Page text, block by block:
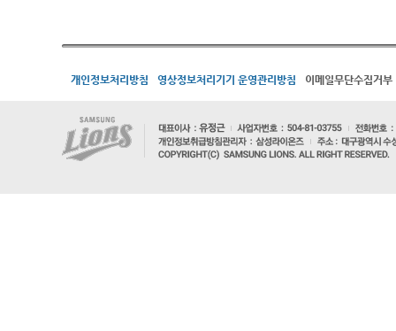
개인정보처리방침 영상정보처리기기 운영관리방침 이메일무단수집거부